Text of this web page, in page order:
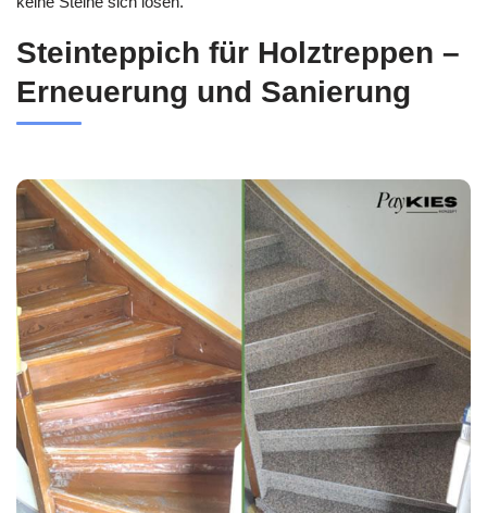
Steinteppich für Holztreppen –
Erneuerung und Sanierung